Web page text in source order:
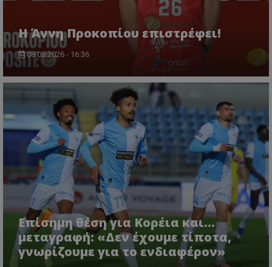
Η Άννη Προκοπίου επιστρέφει!
08.08.2026 - 16:36
Επίσημη θέση για Κορέια και...
μεταγραφή: «Δεν έχουμε τίποτα,
γνωρίζουμε για το ενδιαφέρον»